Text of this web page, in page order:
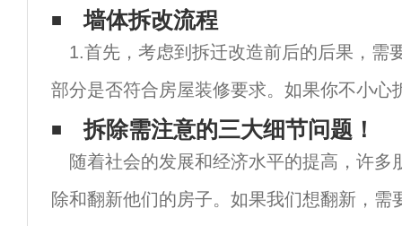
墙体拆改流程
1.首先，考虑到拆迁改造前后的后果，需
部分是否符合房屋装修要求。如果你不小心
的部分，整个房子可能会失去承载能力，这
的空架子。2.那么什么地方千万不要动呢？
拆除需注意的三大细节问题！
随着社会的发展和经济水平的提高，许多
除和翻新他们的房子。如果我们想翻新，需